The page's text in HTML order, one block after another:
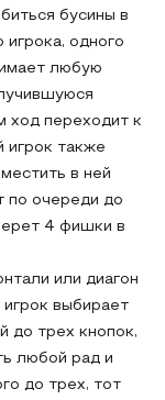
бусины в
одного
любую
ход переходит к
игрок также
в ней
по очереди до
4 фишки в
или диагон
выбирает
до трех кнопок,
любой рад и
до трех, тот